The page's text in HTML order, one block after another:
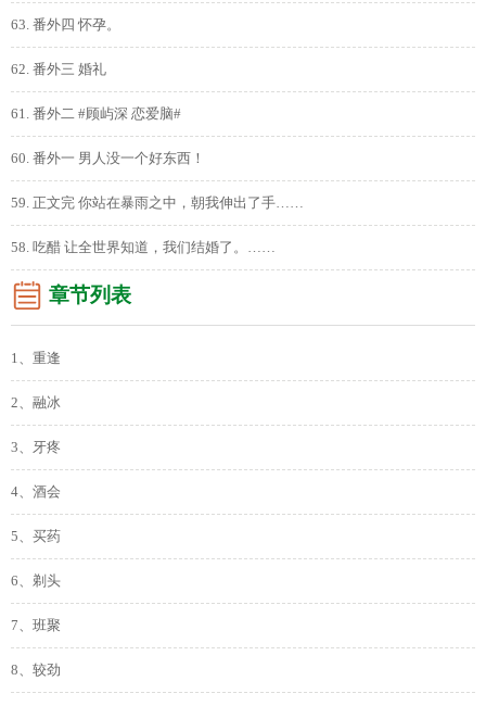
63. 番外四 怀孕。
62. 番外三 婚礼
61. 番外二 #顾屿深 恋爱脑#
60. 番外一 男人没一个好东西！
59. 正文完 你站在暴雨之中，朝我伸出了手……
58. 吃醋 让全世界知道，我们结婚了。……
章节列表
1、重逢
2、融冰
3、牙疼
4、酒会
5、买药
6、剃头
7、班聚
8、较劲